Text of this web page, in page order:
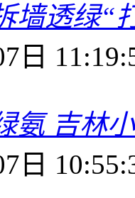
墙透绿“
日
氨 吉林
日